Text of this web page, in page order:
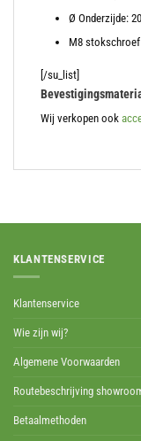
Ø Onderzijde:
M8
[/su_list]
Wij verkopen ook
KLANTENSERVICE
Klantenservice
Wie zijn wij?
Algemene Voorwaarden
Routebeschrijving
Betaalmethoden